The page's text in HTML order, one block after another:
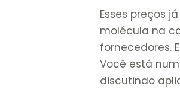
Esses preços
molécula na
fornecedores.
Você está
discutindo